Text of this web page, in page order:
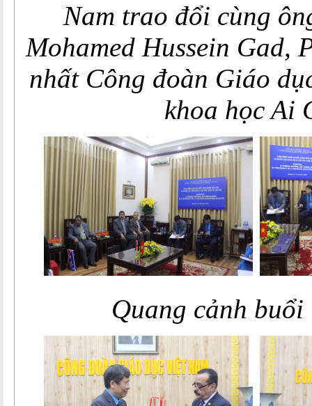
Nam trao đổi cùng
Mohamed Hussein Gad,
nhất Công đoàn Giáo
khoa học Ai
Quang cảnh buổi